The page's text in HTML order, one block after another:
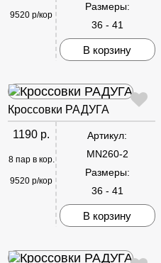
9520 р/кор
Размеры:
36 - 41
В корзину
Кроссовки РАДУГА
1190 р.
8 пар в кор.
9520 р/кор
Артикул:
MN260-2
Размеры:
36 - 41
В корзину